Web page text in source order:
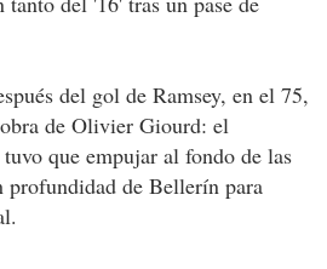
del gol de Ramsey, en el 75,
de Olivier Giourd: el
que empujar al fondo de las
profundidad de Bellerín para